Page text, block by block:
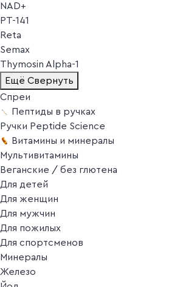
NAD+
PT-141
Reta
Semax
Thymosin Alpha-1
Ещё Свернуть
Спреи
Пептиды в ручках
Ручки Peptide Science
Витамины и минералы
Мультивитамины
Веганские / без глютена
Для детей
Для женщин
Для мужчин
Для пожилых
Для спортсменов
Минералы
Железо